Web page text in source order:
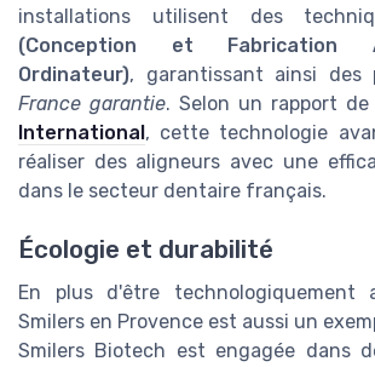
installations utilisent des
(Conception et Fabrication
Ordinateur), garantissant ainsi des
France garantie. Selon un rapport de
International, cette technologie
réaliser des aligneurs avec une
dans le secteur dentaire français.
Écologie et durabilité
En plus d'être technologiquement
Smilers en Provence est aussi un
Smilers Biotech est engagée dans